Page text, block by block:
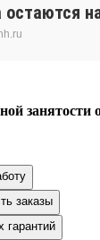
остаются
занятости
заказы
гарантий